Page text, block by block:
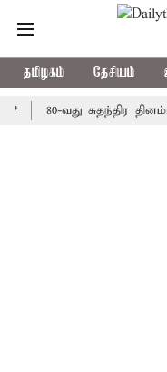
தமிழகம் தேசியம்
80-வது சுதந்திர தினம்: